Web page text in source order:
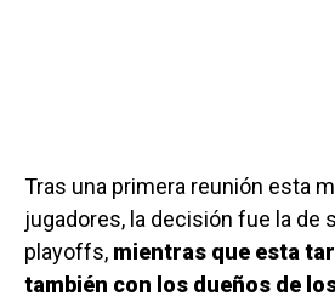
Tras una primera reunión esta
jugadores, la decisión fue la de
playoffs, mientras que esta
también con los dueños de